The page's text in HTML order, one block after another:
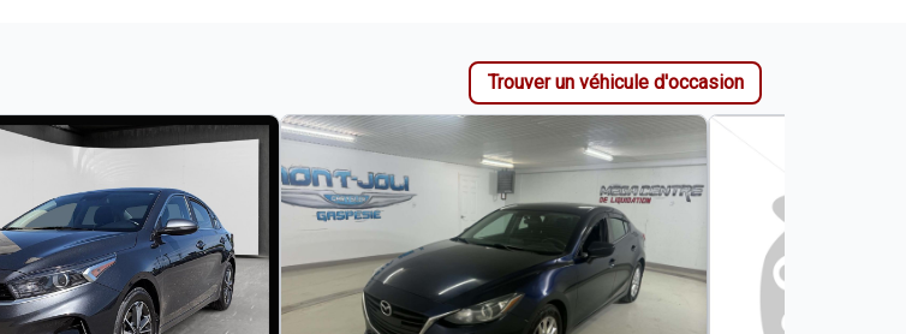
Trouver un véhicule d'occasion